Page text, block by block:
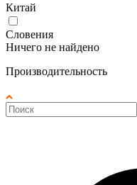
Китай
Словения
Ничего не найдено
Производительность